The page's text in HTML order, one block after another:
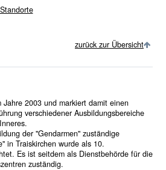
zurück zur Übersicht
2003 und markiert damit einen
verschiedener Ausbildungsbereiche
der "Gendarmen" zuständige
in Traiskirchen wurde als 10.
Es ist seitdem als Dienstbehörde für die
zuständig.